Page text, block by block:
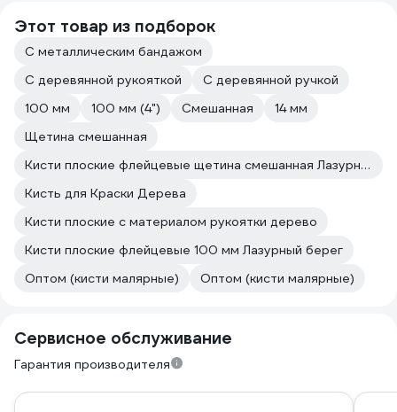
Этот товар из подборок
С металлическим бандажом
С деревянной рукояткой
С деревянной ручкой
100 мм
100 мм (4") Смешанная
14 мм
Щетина смешанная
Кисти плоские флейцевые щетина смешанная Лазурный берег
Кисть для Краски Дерева
Кисти плоские с материалом рукоятки дерево
Кисти плоские флейцевые 100 мм Лазурный берег
Оптом (кисти малярные)
Оптом (кисти малярные)
Сервисное обслуживание
Гарантия производителя